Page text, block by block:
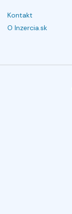
Kontakt
O Inzercia.sk